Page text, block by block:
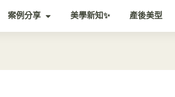
案例分享 美學新知✨ 產後美型